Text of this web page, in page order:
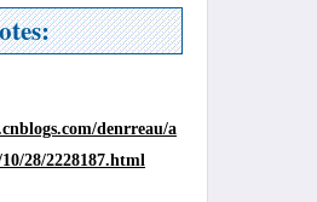
denrreau/a
28/2228187.html